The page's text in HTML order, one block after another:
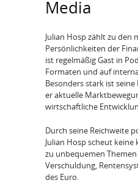
Media
Julian Hosp zählt zu den
Persönlichkeiten der
ist regelmäßig Gast in
Formaten und auf
Besonders stark ist seine
er aktuelle
wirtschaftliche
Durch seine Reichweite
Julian Hosp scheut keine
zu unbequemen
Verschuldung,
des Euro.